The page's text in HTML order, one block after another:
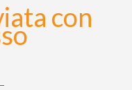
con